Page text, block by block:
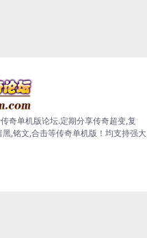
奇单机版论坛.定期分享传奇超变,复
,铭文,合击等传奇单机版！均支持强大